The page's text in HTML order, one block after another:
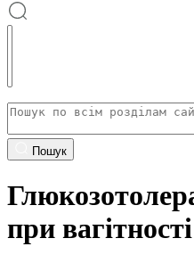
Пошук
при вагітності